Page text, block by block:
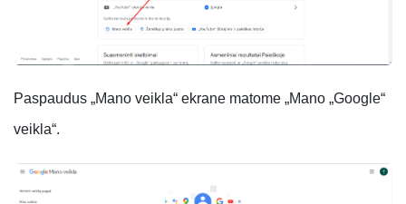
Paspaudus „Mano veikla“ ekrane matome „Mano „Google“
veikla“.